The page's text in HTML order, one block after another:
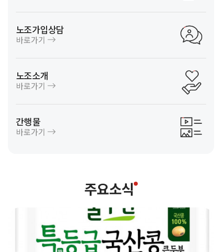
노조가입상담
바로가기
노조소개
바로가기
간행물
바로가기
주요소식